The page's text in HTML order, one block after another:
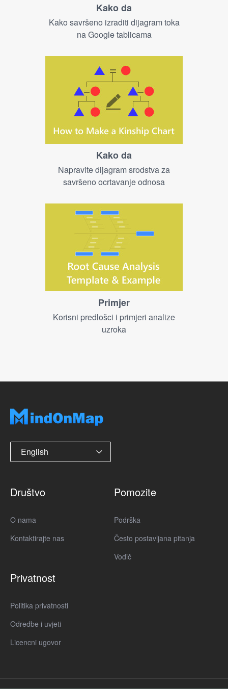
Kako da
Kako savršeno izraditi dijagram toka
na Google tablicama
Kako da
Napravite dijagram srodstva za
savršeno ocrtavanje odnosa
Primjer
Korisni predlošci i primjeri analize
uzroka
English
Društvo
O nama
Kontaktirajte nas
Pomozite
Podrška
Često postavljana pitanja
Vodič
Privatnost
Politika privatnosti
Odredbe i uvjeti
Licencni ugovor